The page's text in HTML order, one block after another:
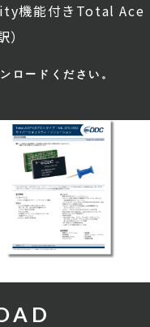
機能付きTotal Ace
ロードください。